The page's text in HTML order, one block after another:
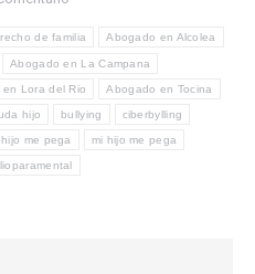
de familia Abogado en Alcolea
Abogado en La Campana
Lora del Rio Abogado en Tocina
hijo bullying ciberbylling
me pega mi hijo me pega